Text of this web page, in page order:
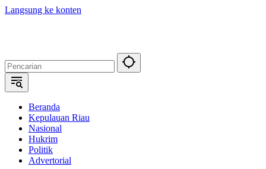
Langsung ke konten
Beranda
Kepulauan Riau
Nasional
Hukrim
Politik
Advertorial